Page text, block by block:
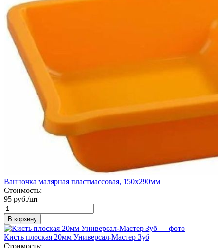
Ванночка малярная пластмассовая, 150х290мм
Стоимость:
95 руб./шт
В корзину
Кисть плоская 20мм Универсал-Мастер Зуб
Стоимость: